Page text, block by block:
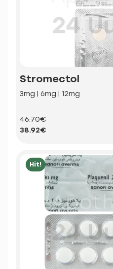
Stromectol
3mg | 6mg | 12mg
46.70€
38.92€
Hit!